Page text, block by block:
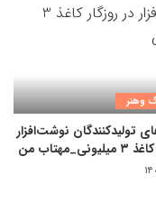
وهنر
تولیدکنندگان نوشت‌افزار
من